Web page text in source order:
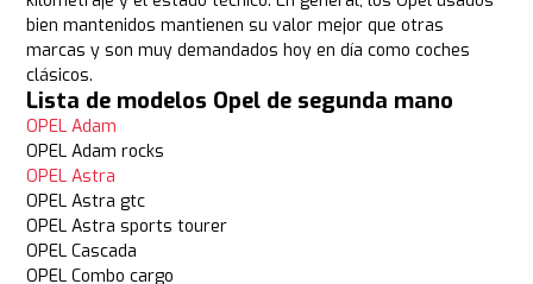
bien mantenidos mantienen su valor mejor que otras
marcas y son muy demandados hoy en día como coches
clásicos.
Lista de modelos Opel de segunda mano
OPEL Adam
OPEL Adam rocks
OPEL Astra
OPEL Astra gtc
OPEL Astra sports tourer
OPEL Cascada
OPEL Combo cargo